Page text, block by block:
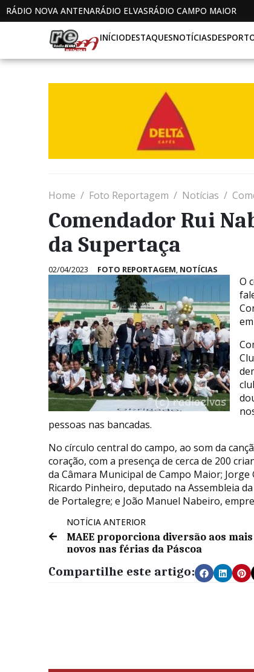
RÁDIO NOVA ANTENARÁDIO ELVASRÁDIO CAMPO MAIOR
INÍCIODESTAQUESNOTÍCIAS
Home Foto Reportagem Notícias
Comendador Rui
da Supertaça
02/04/2023 FOTO REPORTAGEM, NOTÍCIAS
O
pessoas nas bancadas.
No círculo central do campo, ao som da
coração, com a presença de cerca de 200
da Câmara Municipal de Campo Maior;
Ricardo Pinheiro, deputado na Assembleia
de Portalegre; e João Manuel Nabeiro,
NOTÍCIA ANTERIOR
MAEE proporciona diversão aos mais
novos nas férias da Páscoa
Compartilhe este artigo: